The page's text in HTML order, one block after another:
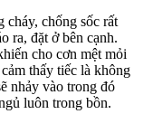
cháy, chống sốc rất
ra, đặt ở bên cạnh.
cho cơn mệt mỏi
thấy tiếc là không
nhảy vào trong đó
luôn trong bồn.